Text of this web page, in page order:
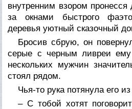
внутренним взором пронесся
за окнами быстрого
деревья уютный сказочный
Бросив сбрую, он
серые с черным ливреи
нескольких мужчин
стоял рядом.
Чья-то рука потянула его
– С тобой хотят